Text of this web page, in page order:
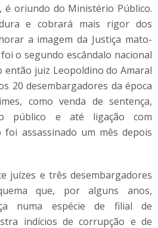
é oriundo do Ministério Público.
e cobrará mais rigor dos
a imagem da Justiça mato-
o segundo escândalo nacional
então juiz Leopoldino do Amaral
20 desembargadores da época
como venda de sentença,
público e até ligação com
foi assassinado um mês depois
juízes e três desembargadores
que, por alguns anos,
numa espécie de filial de
indícios de corrupção e de